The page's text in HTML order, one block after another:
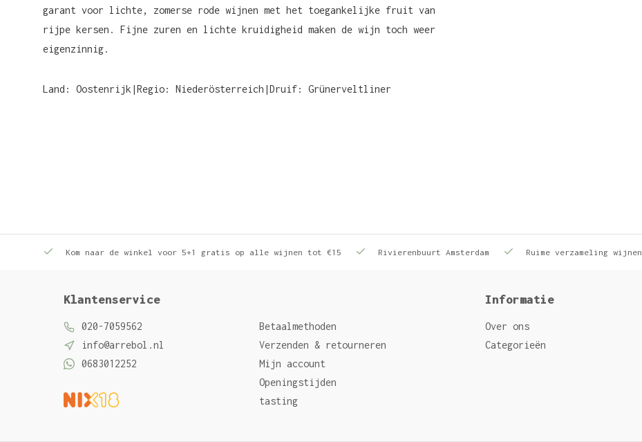
garant voor lichte, zomerse rode wijnen met het toegankelijke fruit van
rijpe kersen. Fijne zuren en lichte kruidigheid maken de wijn toch weer
eigenzinnig.
Land: Oostenrijk|Regio: Niederösterreich|Druif: Grünerveltliner
Kom naar de winkel voor 5+1 gratis op alle wijnen tot €15 Rivierenbuurt Amsterdam Ruime verzameling wijnen
Klantenservice
020-7059562
info@arrebol.nl
0683012252
Betaalmethoden
Verzenden & retourneren
Mijn account
Openingstijden
tasting
Informatie
Over ons
Categorieën